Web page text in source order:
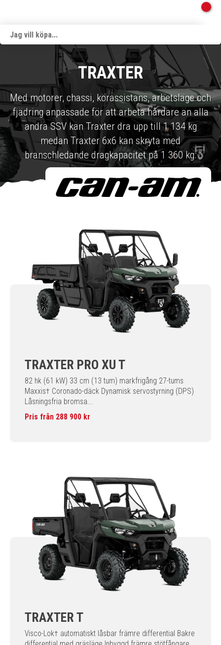
TRAXTER
Med motorer, chassi, körassistans, arbetsläge och
fjädring anpassade för att arbeta hårdare än alla
andra SSV kan Traxter dra upp till 1 134 kg
medan Traxter 6x6 kan skryta med
branschledande dragkapacitet på 1 360 kg.
TRAXTER PRO XU T
82 hk (61 kW) 33 cm (13 tum) markfrigång 27-tums
Maxxis† Coronado-däck Dynamisk servostyrning (DPS)
Låsningsfria bromsa...
Pris från 288 900 kr
TRAXTER T
Visco-Lok† automatiskt låsbar främre differential Bakre